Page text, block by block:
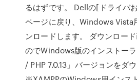
るはずです。 Dellの[ドライバ
ページに戻り、Windows Vista
ンロードします。 ダウンロー
のでWindows版のインストー
/ PHP 7.0.13」バージョンをダ